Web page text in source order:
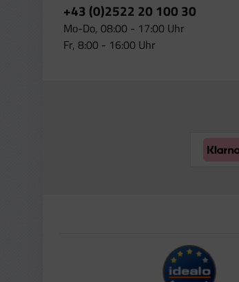
+43 (0)2522 20 100 30
Mo-Do, 08:00 - 17:00 Uhr
Fr, 8:00 - 16:00 Uhr